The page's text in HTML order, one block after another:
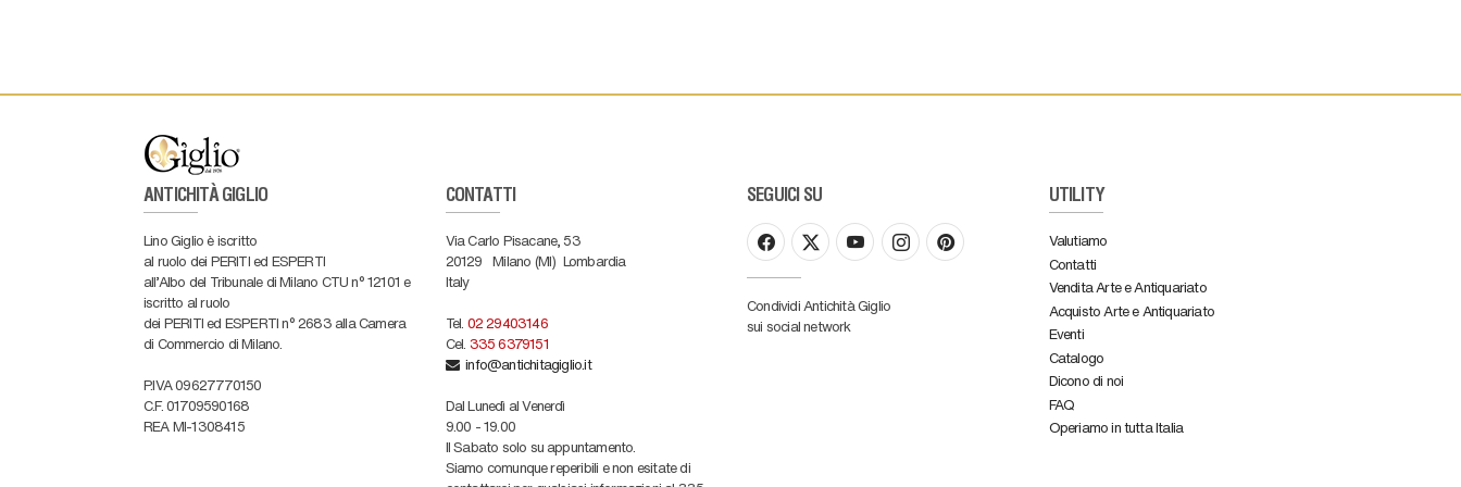
ANTICHITÀ GIGLIO
Lino Giglio è iscritto
al ruolo dei PERITI ed ESPERTI
all'Albo del Tribunale di Milano CTU n° 12101 e
iscritto al ruolo
dei PERITI ed ESPERTI n° 2683 alla Camera
di Commercio di Milano.
P.IVA 09627770150
C.F. 01709590168
REA MI-1308415
CONTATTI
Via Carlo Pisacane, 53
20129 Milano (MI) Lombardia
Italy
Tel. 02 29403146
Cel. 335 6379151
info@antichitagiglio.it
Dal Lunedì al Venerdì
9.00 - 19.00
Il Sabato solo su appuntamento.
Siamo comunque reperibili e non esitate di
SEGUICI SU
Condividi Antichità Giglio
sui social network
UTILITY
Valutiamo
Contatti
Vendita Arte e Antiquariato
Acquisto Arte e Antiquariato
Eventi
Catalogo
Dicono di noi
FAQ
Operiamo in tutta Italia